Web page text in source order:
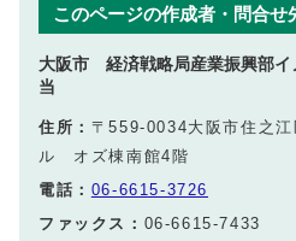
このページの作成者・問合せ
大阪市 経済戦略局産業振興部イ
当
住所： 〒559-0034大阪市住之
ル オズ棟南館4階
電話： 06‐6615‐3726
ファックス： 06-6615-7433